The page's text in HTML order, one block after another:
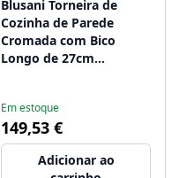
Blusani Torneira de
Cozinha de Parede
Cromada com Bico
Longo de 27cm
Em estoque
149,53 €
Adicionar ao